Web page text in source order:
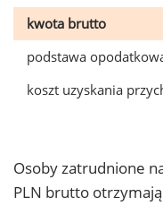
kwota brutto
podstawa
koszt uzyskania
Osoby zatrudnione
PLN brutto